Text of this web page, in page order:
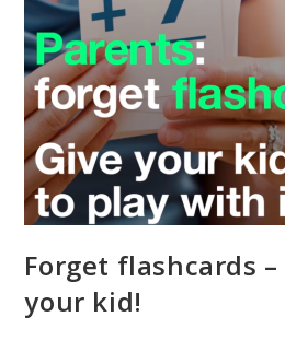
Forget flashcards
your kid!